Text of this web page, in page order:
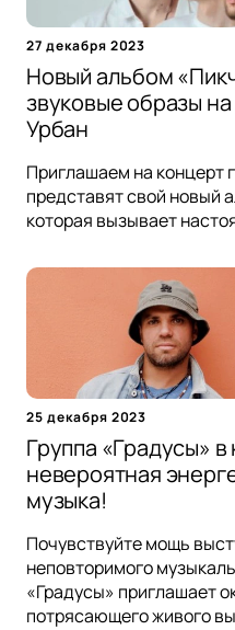
27 декабря 2023
Новый альбом
звуковые образы
Урбан
Приглашаем на концерт
представят свой новый
которая вызывает
25 декабря 2023
Группа «Градусы»
невероятная
музыка!
Почувствуйте мощь
неповторимого
«Градусы» приглашает
потрясающего живого